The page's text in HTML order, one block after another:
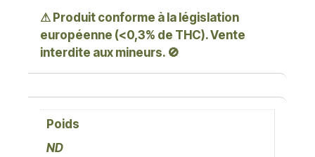
⚠ Produit conforme à la législation
européenne (<0,3% de THC). Vente
interdite aux mineurs. 🚫
Poids
ND